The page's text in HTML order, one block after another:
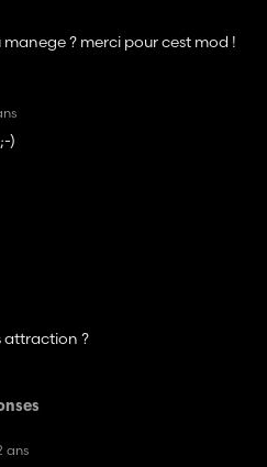
? merci pour cest mod !
)
attraction ?
ans